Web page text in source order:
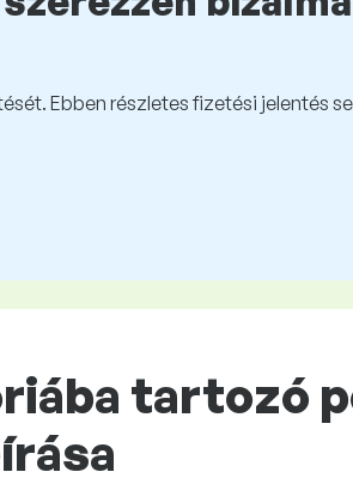
Ebben részletes fizetési jelentés
tartozó